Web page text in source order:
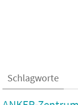
Schlagworte